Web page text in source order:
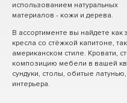
использованием натуральных
материалов - кожи и дерева.
В ассортименте вы найдете
кресла со стёжкой капитоне,
американском стиле. Кровати,
композицию мебели в вашей
сундуки, столы, обитые
интерьера.